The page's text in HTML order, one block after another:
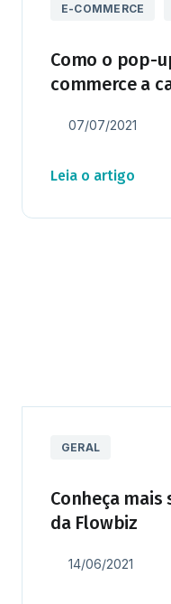
E-COMMERCE
Como o pop-
commerce a
07/07/2021
Leia o artigo
GERAL
Conheça
da Flowbiz
14/06/2021